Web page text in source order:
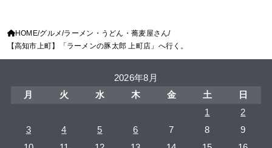
HOME グルメ ラーメン・うどん・蕎麦屋さん
【高知市上町】「ラーメンの豚太郎 上町店」へ行く。
2026年8月
月
火 水 木 金 土
日
1
2
3
4 5 6 7 8
9